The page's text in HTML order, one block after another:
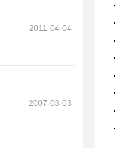
2011-04-04
2007-03-03